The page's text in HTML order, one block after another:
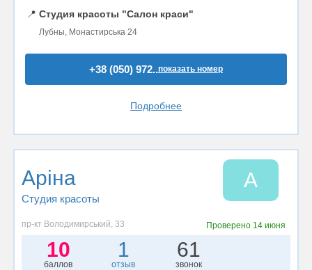
📍 Студия красоты "Салон краси"
Лубны, Монастирська 24
+38 (050) 972..показать номер
Подробнее
Аріна
Студия красоты
А
пр-кт Володимирський, 33 Проверено 14 июня
10
баллов
1
отзыв
61
звонок